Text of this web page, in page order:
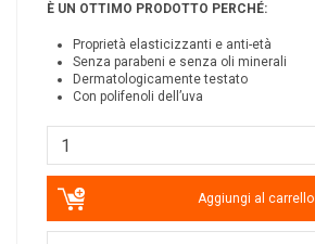
È UN OTTIMO PRODOTTO PERCH É:
Proprietà elasticizzanti e anti-età
Senza parabeni e senza oli minerali
Dermatologicamente testato
Con polifenoli dell’uva
Aggiungi al carrello